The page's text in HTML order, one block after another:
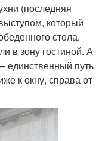
(последняя
который
стола,
в зону гостиной. А
единственный путь
к окну, справа от